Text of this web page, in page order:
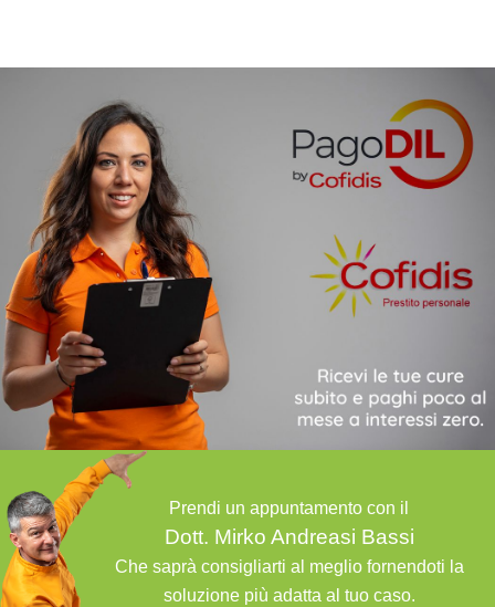
Prendi un appuntamento con il
Dott. Mirko Andreasi Bassi
Che saprà consigliarti al meglio fornendoti la
soluzione più adatta al tuo caso.